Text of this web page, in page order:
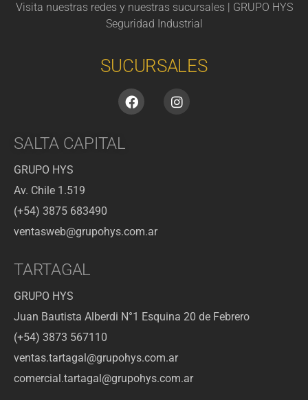
Visita nuestras redes y nuestras sucursales | GRUPO HYS
Seguridad Industrial
SUCURSALES
SALTA CAPITAL
GRUPO HYS
Av. Chile 1.519
(+54) 3875 683490
ventasweb@grupohys.com.ar
TARTAGAL
GRUPO HYS
Juan Bautista Alberdi N°1 Esquina 20 de Febrero
(+54) 3873 567110
ventas.tartagal@grupohys.com.ar
comercial.tartagal@grupohys.com.ar